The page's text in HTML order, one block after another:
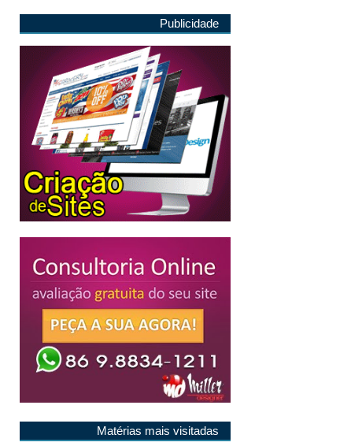
Publicidade
Matérias mais visitadas